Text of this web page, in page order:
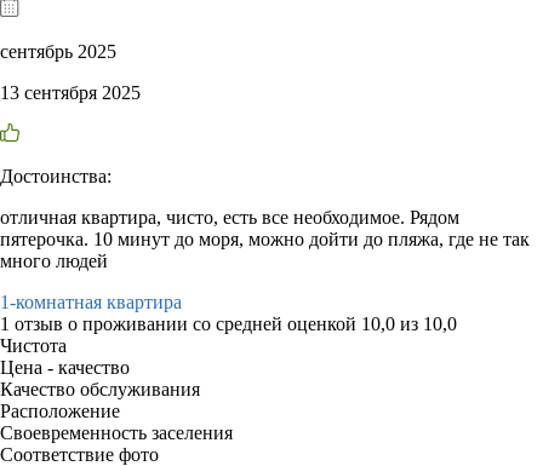
сентябрь 2025
13 сентября 2025
Достоинства:
отличная квартира, чисто, есть все необходимое. Рядом
пятерочка. 10 минут до моря, можно дойти до пляжа, где не так
много людей
1-комнатная квартира
1 отзыв о проживании со средней оценкой 10,0 из 10,0
Чистота
Цена - качество
Качество обслуживания
Расположение
Своевременность заселения
Соответствие фото